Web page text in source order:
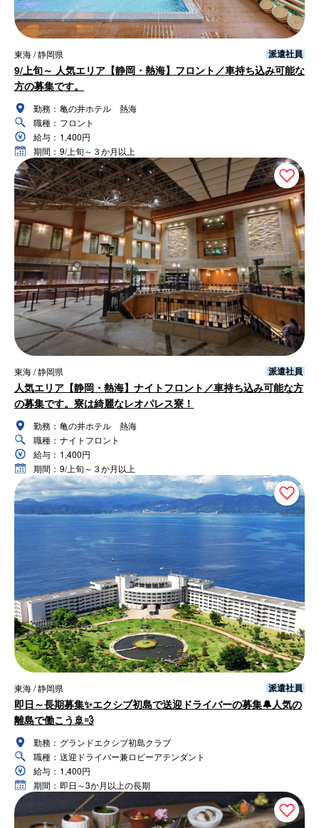
東海 / 静岡県 派遣社員
9/上旬～ 人気エリア【静岡・熱海】フロント／車持ち込み可能な
方の募集です。
勤務： 亀の井ホテル 熱海
職種： フロント
給与： 1,400円
期間： 9/上旬～３か月以上
東海 / 静岡県 派遣社員
人気エリア【静岡・熱海】ナイトフロント／車持ち込み可能な方
の募集です。寮は綺麗なレオパレス寮！
勤務： 亀の井ホテル 熱海
職種： ナイトフロント
給与： 1,400円
期間： 9/上旬～３か月以上
東海 / 静岡県 派遣社員
即日～長期募集✨エクシブ初島で送迎ドライバーの募集🔔人気の
離島で働こう🚢💨
勤務： グランドエクシブ初島クラブ
職種： 送迎ドライバー兼ロビーアテンダント
給与： 1,400円
期間： 即日～3か月以上の長期